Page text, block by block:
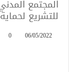
المجتمع
للتشريع
06/05/2022
0